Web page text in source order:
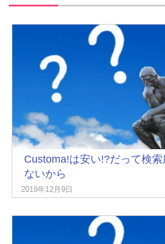
Customa!は安い!?だって検
ないから
2019年12月9日